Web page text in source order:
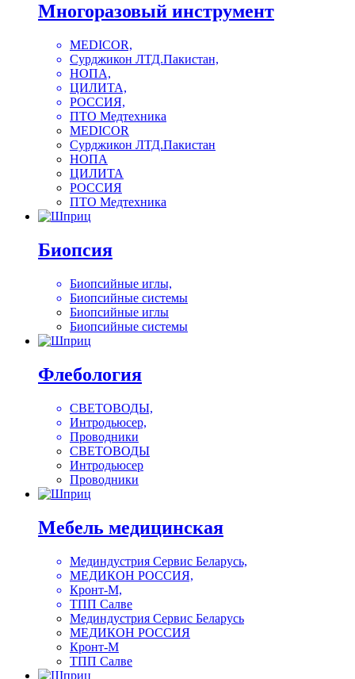
Многоразовый инструмент
MEDICOR,
Сурджикон ЛТД.Пакистан,
НОПА,
ЦИЛИТА,
РОССИЯ,
ПТО Медтехника
MEDICOR
Сурджикон ЛТД.Пакистан
НОПА
ЦИЛИТА
РОССИЯ
ПТО Медтехника
Биопсия
Биопсийные иглы,
Биопсийные системы
Биопсийные иглы
Биопсийные системы
Флебология
СВЕТОВОДЫ,
Интродьюсер,
Проводники
СВЕТОВОДЫ
Интродьюсер
Проводники
Мебель медицинская
Мединдустрия Сервис Беларусь,
МЕДИКОН РОССИЯ,
Кронт-М,
ТПП Салве
Мединдустрия Сервис Беларусь
МЕДИКОН РОССИЯ
Кронт-М
ТПП Салве